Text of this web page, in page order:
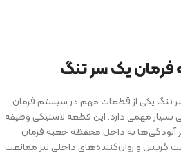
فرمان یک سر تنگ
یک سر تنگ یکی از قطعات مهم در سیستم فرمان
مهمی دارد. این قطعه لاستیکی وظیفه
آلودگی‌ها به داخل محفظه جعبه فرمان
گریس و روان‌کننده‌های داخلی نیز ممانعت